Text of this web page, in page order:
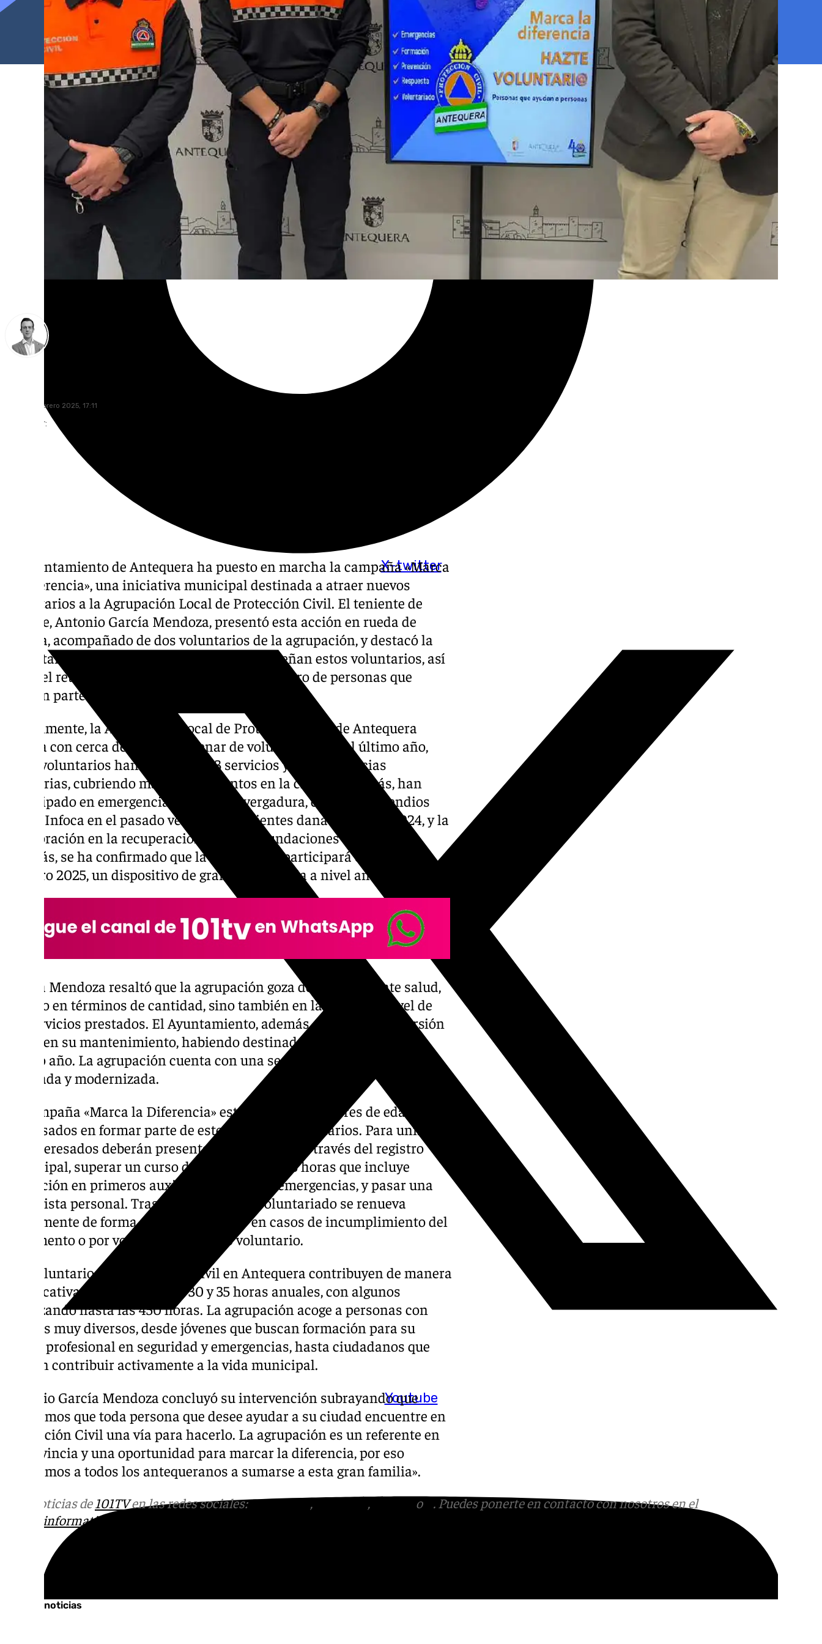
X-twitter
Youtube
jueves, 6 febrero 2025, 17:11
Compartir:
El Ayuntamiento de Antequera ha puesto en marcha la campaña «Marca
la Diferencia», una iniciativa municipal destinada a atraer nuevos
voluntarios a la Agrupación Local de Protección Civil. El teniente de
alcalde, Antonio García Mendoza, presentó esta acción en rueda de
prensa, acompañado de dos voluntarios de la agrupación, y destacó la
importancia de la labor altruista que desempeñan estos voluntarios, así
como el reto de incrementar en un 50% el número de personas que
forman parte del equipo.
Actualmente, la Agrupación Local de Protección Civil de Antequera
cuenta con cerca de medio centenar de voluntarios. En el último año,
estos voluntarios han realizado 183 servicios y 190 asistencias
sanitarias, cubriendo más de 150 eventos en la ciudad. Además, han
participado en emergencias de gran envergadura, como los incendios
con el Infoca en el pasado verano, las recientes dana de 2023 y 2024, y la
colaboración en la recuperación tras las inundaciones de Valencia.
Además, se ha confirmado que la agrupación participará en el Plan
Romero 2025, un dispositivo de gran importancia a nivel andaluz.
García Mendoza resaltó que la agrupación goza de una excelente salud,
no solo en términos de cantidad, sino también en la calidad y nivel de
los servicios prestados. El Ayuntamiento, además, realiza una inversión
anual en su mantenimiento, habiendo destinado 45.000 euros en el
último año. La agrupación cuenta con una sede oficial completamente
equipada y modernizada.
La campaña «Marca la Diferencia» está dirigida a mayores de edad
interesados en formar parte de este equipo de voluntarios. Para unirse,
los interesados deberán presentar una solicitud a través del registro
municipal, superar un curso de formación de 45 horas que incluye
formación en primeros auxilios y gestión de emergencias, y pasar una
entrevista personal. Tras este proceso, el voluntariado se renueva
anualmente de forma automática, salvo en casos de incumplimiento del
reglamento o por voluntad del propio voluntario.
Los voluntarios de Protección Civil en Antequera contribuyen de manera
significativa, aportando entre 30 y 35 horas anuales, con algunos
alcanzando hasta las 450 horas. La agrupación acoge a personas con
perfiles muy diversos, desde jóvenes que buscan formación para su
futuro profesional en seguridad y emergencias, hasta ciudadanos que
desean contribuir activamente a la vida municipal.
Antonio García Mendoza concluyó su intervención subrayando que
«queremos que toda persona que desee ayudar a su ciudad encuentre en
Protección Civil una vía para hacerlo. La agrupación es un referente en
la provincia y una oportunidad para marcar la diferencia, por eso
animamos a todos los antequeranos a sumarse a esta gran familia».
Más noticias de 101TVen las redes sociales:Instagram,Facebook,Tik TokoX. Puedes ponerte en contacto con nosotros en el
informativos@101tv.es
Últimas noticias